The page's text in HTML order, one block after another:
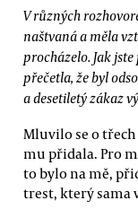
V různých
naštvaná a měla
procházelo. Jak
přečetla, že byl
a desetiletý zákaz
Mluvilo se o
mu přidala. Pro
to bylo na mě,
trest, který sama